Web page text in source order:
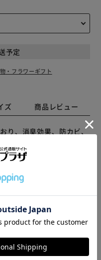
予定
・フラワーギフト
ズ 商品レビュー
り、消臭効果、防カビ、
合がございます。あらか
)：造花の専門店きつつき